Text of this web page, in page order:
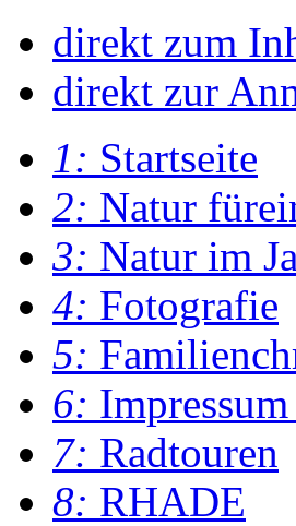
direkt zum
direkt zur
1: Startseite
2: Natur
3: Natur im
4: Fotografie
5:
6:
7: Radtouren
8: RHADE